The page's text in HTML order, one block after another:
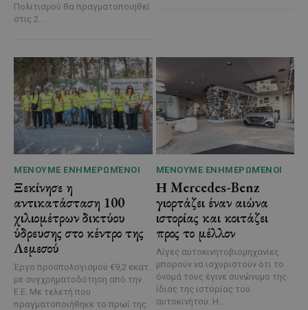
Πολιτισμού θα πραγματοποιηθεί
στις 2...
ΜΈΝΟΥΜΕ ΕΝΗΜΕΡΩΜΈΝΟΙ
Ξεκίνησε η
αντικατάσταση 100
χιλιομέτρων δικτύου
ύδρευσης στο κέντρο της
Λεμεσού
Έργο προϋπολογισμού €9,2 εκατ.
με συγχρηματοδότηση από την
Ε.Ε. Με τελετή που
πραγματοποιήθηκε το πρωί της
ΜΈΝΟΥΜΕ ΕΝΗΜΕΡΩΜΈΝΟΙ
Η Mercedes-Benz
γιορτάζει έναν αιώνα
ιστορίας και κοιτάζει
προς το μέλλον
Λίγες αυτοκινητοβιομηχανίες
μπορούν να ισχυριστούν ότι το
όνομά τους έγινε συνώνυμο της
ίδιας της ιστορίας του
αυτοκινήτου. Η...